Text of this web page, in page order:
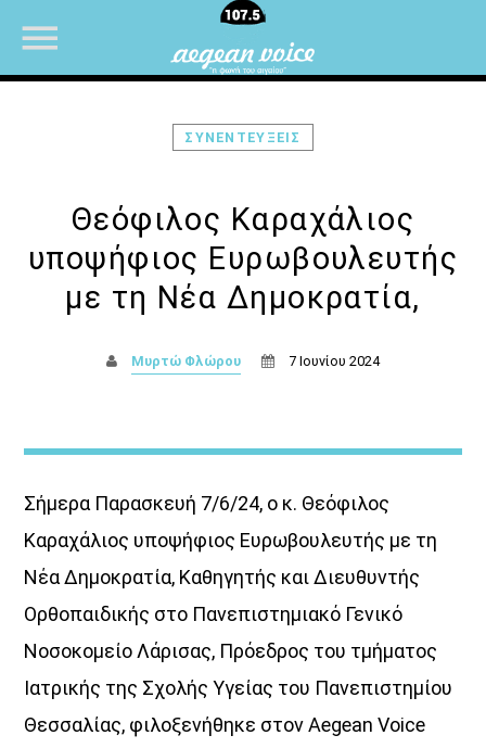
ΜΟΥΣΙΚΗ
ΣΥΝΕΝΤΕΥΞΕΙΣ
Θεόφιλος Καραχάλιος
υποψήφιος Ευρωβουλευτής
με τη Νέα Δημοκρατία,
Μυρτώ Φλώρου 7 Ιουνίου 2024
Σήμερα Παρασκευή 7/6/24, ο κ. Θεόφιλος
Καραχάλιος υποψήφιος Ευρωβουλευτής με τη
Νέα Δημοκρατία, Καθηγητής και Διευθυντής
Ορθοπαιδικής στο Πανεπιστημιακό Γενικό
Νοσοκομείο Λάρισας, Πρόεδρος του τμήματος
Ιατρικής της Σχολής Υγείας του Πανεπιστημίου
Θεσσαλίας, φιλοξενήθηκε στον Aegean Voice